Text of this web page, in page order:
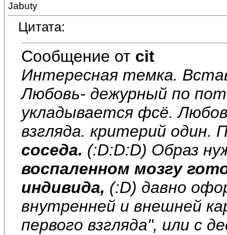
Jabuty
Цитата:
Сообщение от cit
Интересная темка.
Любовь- дежурный по
укладывается фсё.
взгляда. критерий
соседа. (:D:D:D) Образ
воспаленном мозгу
индивида, (:D) давно
внутренней и внешней
первого взгляда", или с